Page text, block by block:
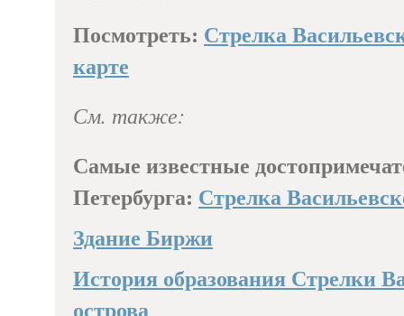
Посмотреть: Стрелка
карте
См. также:
Самые известные
Петербурга: Стрелка
Здание Биржи
История образования Стрелки
острова